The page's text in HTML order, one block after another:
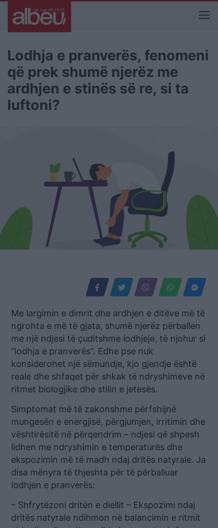
Lodhja e pranverës, fenomeni
që prek shumë njerëz me
ardhjen e stinës së re, si ta
luftoni?
Me largimin e dimrit dhe ardhjen e ditëve më të
ngrohta e më të gjata, shumë njerëz përballen
me një ndjesi të çuditshme lodhjeje, të njohur si
“lodhja e pranverës”. Edhe pse nuk
konsiderohet një sëmundje, kjo gjendje është
reale dhe shfaqet për shkak të ndryshimeve në
ritmet biologjike dhe stilin e jetesës.
Simptomat më të zakonshme përfshijnë
mungesën e energjisë, përgjumjen, irritimin dhe
vështirësitë në përqendrim – ndjesi që shpesh
lidhen me ndryshimin e temperaturës dhe
ekspozimin më të madh ndaj dritës natyrale. Ja
disa mënyra të thjeshta për të përballuar
lodhjen e pranverës:
– Shfrytëzoni dritën e diellit – Ekspozimi ndaj
dritës natyrale ndihmon në balancimin e ritmit